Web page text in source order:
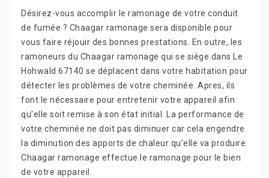
Désirez-vous accomplir le ramonage de votre conduit
de fumée ? Chaagar ramonage sera disponible pour
vous faire réjouir des bonnes prestations. En outre, les
ramoneurs du Chaagar ramonage qui se siège dans Le
Hohwald 67140 se déplacent dans votre habitation pour
détecter les problèmes de votre cheminée. Apres, ils
font le nécessaire pour entretenir votre appareil afin
qu’elle soit remise à son état initial. La performance de
votre cheminée ne doit pas diminuer car cela engendre
la diminution des apports de chaleur qu’elle va produire.
Chaagar ramonage effectue le ramonage pour le bien
de votre appareil.